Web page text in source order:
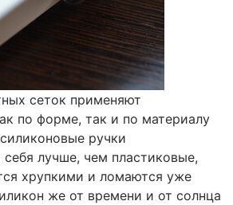
сеток применяют
по форме, так и по материалу
ручки
лучше, чем пластиковые,
хрупкими и ломаются уже
же от времени и от солнца